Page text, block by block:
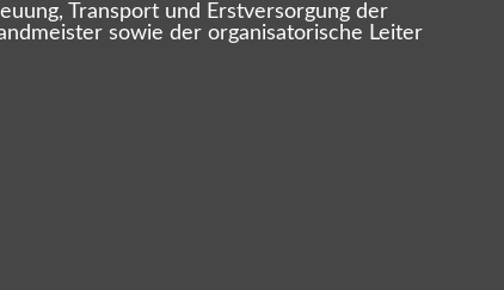
Transport und Erstversorgung der
sowie der organisatorische Leiter